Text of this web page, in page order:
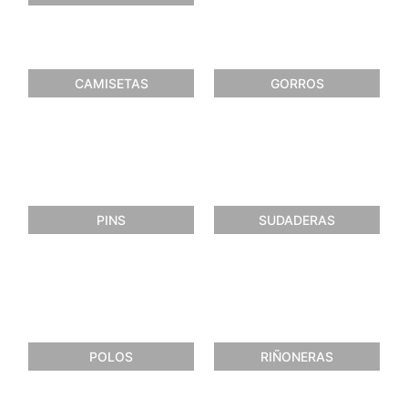
CAMISETAS GORROS
PINS SUDADERAS
POLOS RIÑONERAS